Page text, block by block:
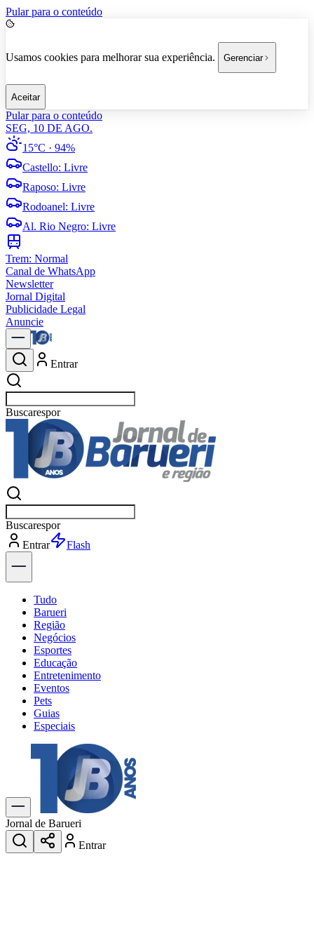
Pular para o conteúdo
Usamos cookies para melhorar sua experiência. Gerenciar
Aceitar
Pular para o conteúdo
SEG, 10 DE AGO.
15°C · 94%
Castello: Livre
Raposo: Livre
Rodoanel: Livre
Al. Rio Negro: Livre
Trem: Normal
Canal de WhatsApp
Newsletter
Jornal Digital
Publicidade Legal
Anuncie
Entrar
Buscarpolítica
Buscarpolítica
Entrar
Explorar
Tudo
Barueri
Região
Negócios
Esportes
Educação
Entretenimento
Eventos
Pets
Guias
Especiais
Explore Tudo
Últimas Notícias
Previsão do Tempo
Trânsito e Rotas
Dia a Dia & Lazer
Transportes
Gastronomia
Jornal de Barueri
Entrar